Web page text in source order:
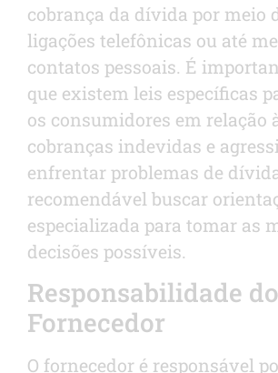
cobrança da dívida por meio
ligações telefônicas ou até
contatos pessoais. É
que existem leis específicas
os consumidores em relação
cobranças indevidas e
enfrentar problemas de
recomendável buscar
especializada para tomar as
decisões possíveis.
Responsabilidade do
Fornecedor
O fornecedor é responsável